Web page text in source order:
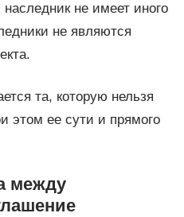
не имеет иного
не являются
та, которую нельзя
этом ее сути и прямого
между